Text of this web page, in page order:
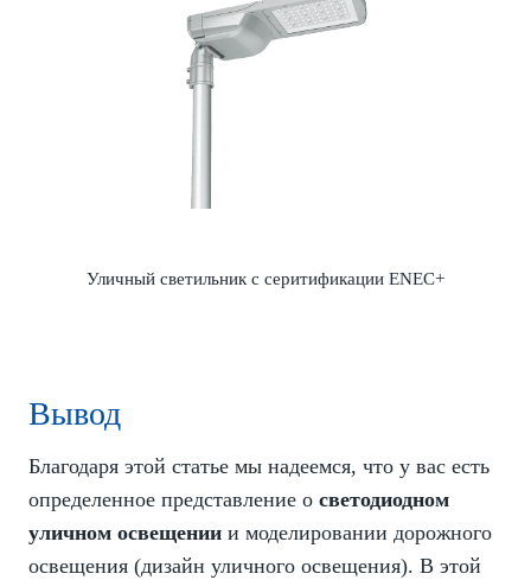
Уличный светильник с серитификации ENEC+
Вывод
Благодаря этой статье мы надеемся, что у вас есть
определенное представление о светодиодном
уличном освещении и моделировании дорожного
освещения (дизайн уличного освещения). В этой